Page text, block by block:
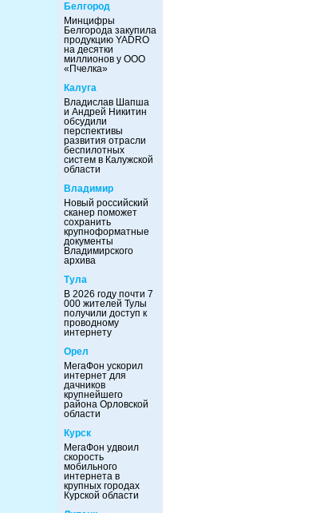
Белгород
Минцифры
Белгорода закупила
продукцию YADRO
на десятки
миллионов у ООО
«Пчелка»
Калуга
Владислав Шапша
и Андрей Никитин
обсудили
перспективы
развития отрасли
беспилотных
систем в Калужской
области
Владимир
Новый российский
сканер поможет
сохранить
крупноформатные
документы
Владимирского
архива
Тула
В 2026 году почти 7
000 жителей Тулы
получили доступ к
проводному
интернету
Орел
МегаФон ускорил
интернет для
дачников
крупнейшего
района Орловской
области
Курск
МегаФон удвоил
скорость
мобильного
интернета в
крупных городах
Курской области